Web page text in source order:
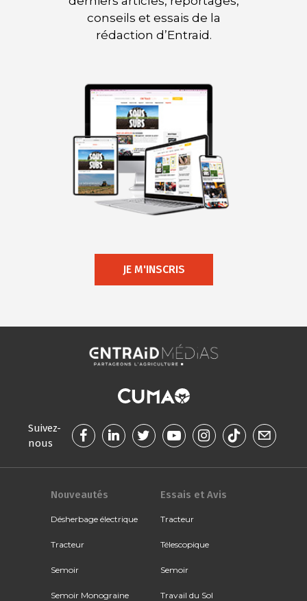
conseils et essais de la
rédaction d’Entraid.
JE M'INSCRIS
Suivez-
nous
Nouveautés
Désherbage électrique
Tracteur
Semoir
Semoir Monograine
Essais et Avis
Tracteur
Télescopique
Semoir
Travail du Sol